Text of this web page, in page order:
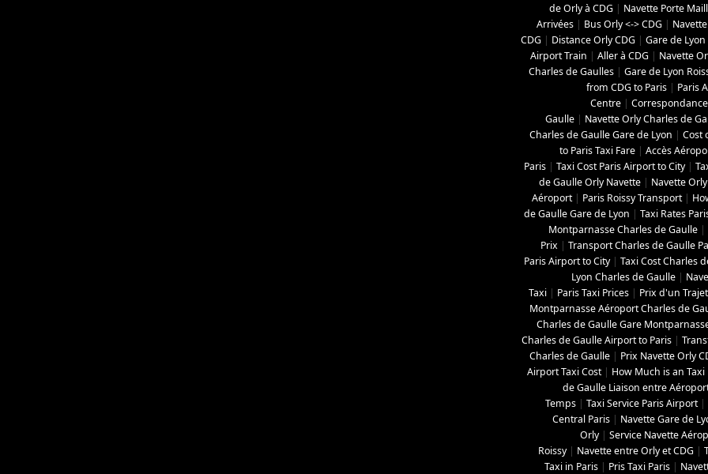
de Orly à CDG | Navette Porte
Arrivées | Bus Orly <-> CDG |
CDG | Distance Orly CDG | Gare de
Airport Train | Aller à CDG | Navette
Charles de Gaulles | Gare de Lyon
from CDG to Paris | Paris
Centre |
Gaulle | Navette Orly Charles de
Charles de Gaulle Gare de Lyon | Cost
to Paris Taxi Fare | Accès
Paris | Taxi Cost Paris Airport to City|
de Gaulle Orly Navette | Navette
Aéroport| Paris Roissy Transport|
de Gaulle Gare de Lyon | Taxi Rates
Montparnasse Charles de Gaulle |
Prix | Transport Charles de Gaulle
Paris Airport to City| Taxi Cost Charles
Lyon Charles de Gaulle |
Taxi | Paris Taxi Prices | Prix d'un
Montparnasse Aéroport Charles de
Charles de Gaulle Gare
Charles de Gaulle Airport to Paris |
Charles de Gaulle | Prix Navette Orly
Airport Taxi Cost| How Much is an Taxi
de Gaulle Liaison entre
Temps | Taxi Service Paris Airport|
Central Paris | Navette Gare de
Orly| Service Navette
Roissy| Navette entre Orly et CDG |
Taxi in Paris | Pris Taxi Paris |